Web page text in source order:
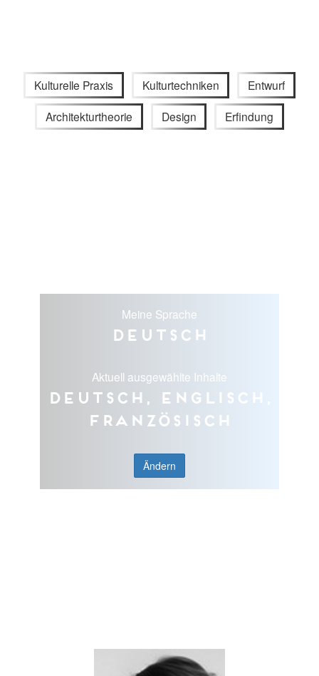
Kulturelle Praxis Kulturtechniken Entwurf
Architekturtheorie Design Erfindung
Meine Sprache
Deutsch
Aktuell ausgewählte Inhalte
Deutsch, Englisch,
Französisch
Ändern